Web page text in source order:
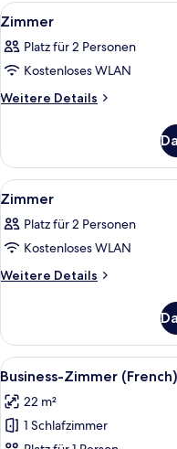
Alle
Fotos
für
Zimmer
anzeigen
5
Zimmer
Platz für 2 Personen
Kostenloses WLAN
Weitere Details
Weitere
Alle
Fotos
für
Zimmer
anzeigen
7
Zimmer
Platz für 2 Personen
Kostenloses WLAN
Weitere Details
Weitere
Alle
Fotos
für
Business-
6
Business-Zimmer (French)
22 m²
1 Schlafzimmer